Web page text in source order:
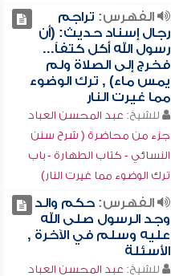
الفهرس: تراجم
رجال إسناد حديث: (أن
رسول الله أكل كتفاً...
فخرج إلى الصلاة ولم
يمس ماء) , ترك الوضوء
مما غيرت النار
للشيخ: عبد المحسن العباد
جزء من محاضرة ( شرح سنن
النسائي - كتاب الطهارة - باب
ترك الوضوء مما غيرت النار)
الفهرس:حكم والد
وجد الرسول صلى الله
عليه وسلم في الآخرة ,
الأسئلة
للشيخ: عبد المحسن العباد